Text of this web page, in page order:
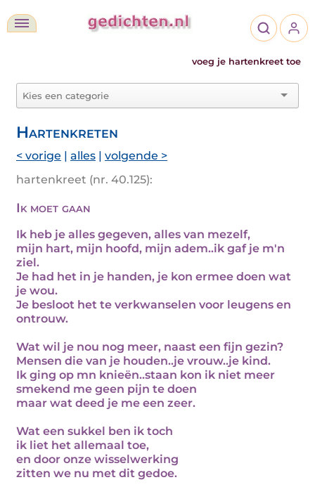
voeg je hartenkreet toe
Hartenkreten
< vorige | alles | volgende >
hartenkreet (nr. 40.125):
Ik moet gaan
Ik heb je alles gegeven, alles van mezelf,
mijn hart, mijn hoofd, mijn adem..ik gaf je m'n
ziel.
Je had het in je handen, je kon ermee doen wat
je wou.
Je besloot het te verkwanselen voor leugens en
ontrouw.
Wat wil je nou nog meer, naast een fijn gezin?
Mensen die van je houden..je vrouw..je kind.
Ik ging op mn knieën..staan kon ik niet meer
smekend me geen pijn te doen
maar wat deed je me een zeer.
Wat een sukkel ben ik toch
ik liet het allemaal toe,
en door onze wisselwerking
zitten we nu met dit gedoe.